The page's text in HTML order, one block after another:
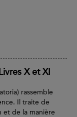
X et XI
rassemble
Il traite de
et de la manière